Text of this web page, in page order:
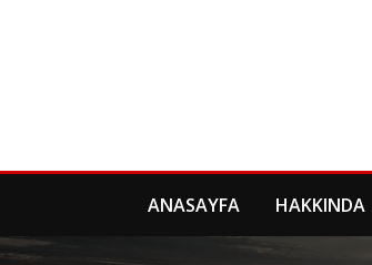
ANASAYFA HAKKINDA